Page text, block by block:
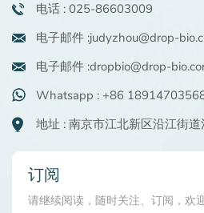
电话 : 025-86603009
电子邮件 :judyzhou@drop-
电子邮件 :dropbio@drop-
Whatsapp : +86
地址 : 南京市江北新区沿江街
订阅
请继续阅读，随时关注、订阅，欢